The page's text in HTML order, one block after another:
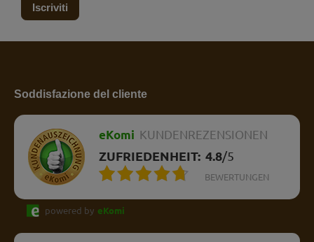
Iscriviti
Soddisfazione del cliente
eKomi KUNDENREZENSIONEN
ZUFRIEDENHEIT: 4.8/5
BEWERTUNGEN
powered by eKomi